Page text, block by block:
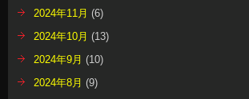
2024年11月 (6)
2024年10月 (13)
2024年9月 (10)
2024年8月 (9)